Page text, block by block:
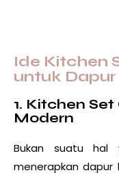
Ide Kitchen
untuk
1. Kitchen
Modern
Bukan suatu hal
menerapkandapur